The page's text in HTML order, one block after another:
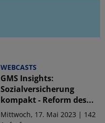
WEBCASTS
GMS Insights:
Sozialversicherung
kompakt - Reform des...
Mittwoch, 17. Mai 2023 | 142